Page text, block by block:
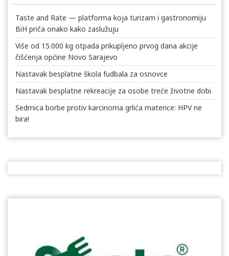
Taste and Rate — platforma koja turizam i gastronomiju
BiH priča onako kako zaslužuju
Više od 15.000 kg otpada prikupljeno prvog dana akcije
čišćenja općine Novo Sarajevo
Nastavak besplatne škola fudbala za osnovce
Nastavak besplatne rekreacije za osobe treće životne dobi
Sedmica borbe protiv karcinoma grlića materice: HPV ne
bira!